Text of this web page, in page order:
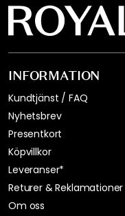
INFORMATION
Kundtjänst / FAQ
Nyhetsbrev
Presentkort
Köpvillkor
Leveranser*
Returer & Reklamationer
Om oss